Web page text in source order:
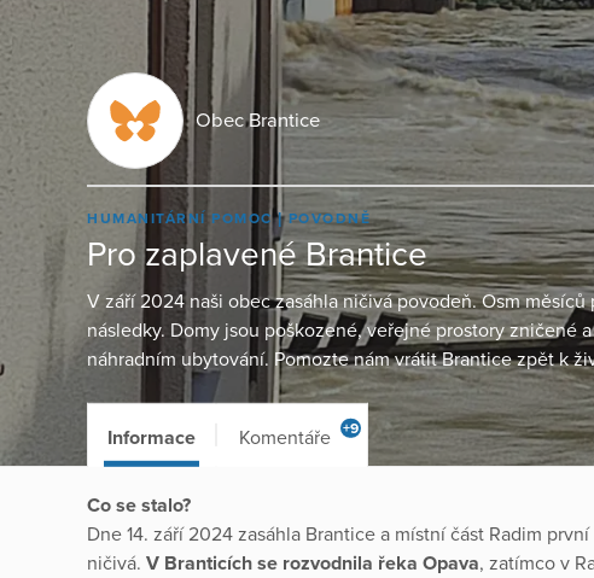
Obec Brantice
HUMANITÁRNÍ POMOC POVODNĚ
Pro zaplavené Brantice
V září 2024 naši obec zasáhla ničivá povodeň. Osm
následky. Domy jsou poškozené, veřejné prostory zničené
náhradním ubytování. Pomozte nám vrátit Brantice zpět k
Informace Komentáře +9
Co se stalo?
Dne 14. září 2024 zasáhla Brantice a místní část Radim
ničivá. V Branticích se rozvodnila řeka Opava, zatímco v